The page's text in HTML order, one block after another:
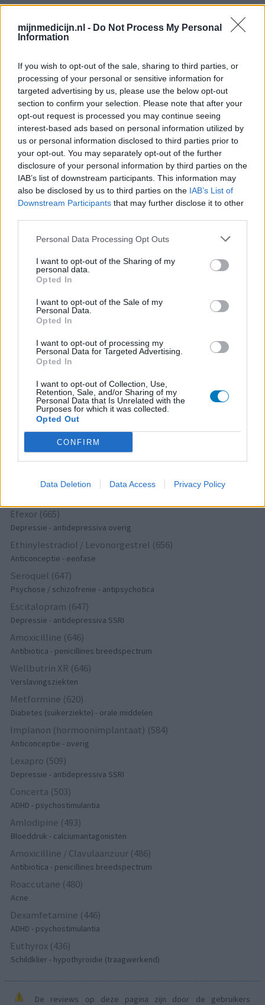
mijnmedicijn.nl - Do Not Process My Personal
Information
If you wish to opt-out of the sale, sharing to third parties, or
processing of your personal or sensitive information for
targeted advertising by us, please use the below opt-out
section to confirm your selection. Please note that after your
opt-out request is processed you may continue seeing
interest-based ads based on personal information utilized by
us or personal information disclosed to third parties prior to
your opt-out. You may separately opt-out of the further
disclosure of your personal information by third parties on the
IAB’s list of downstream participants. This information may
also be disclosed by us to third parties on the IAB’s List of
Downstream Participants that may further disclose it to other
Personal Data Processing Opt Outs
I want to opt-out of the Sharing of my
personal data.
Opted In
I want to opt-out of the Sale of my
Personal Data.
Opted In
I want to opt-out of processing my
Personal Data for Targeted Advertising.
Opted In
I want to opt-out of Collection, Use,
Retention, Sale, and/or Sharing of my
Personal Data that Is Unrelated with the
Purposes for which it was collected.
Opted Out
CONFIRM
Data Deletion Data Access Privacy Policy
Medicijnen met de meeste ervaringen
Anticonceptie - overig
Citalopram (1513)
Depressie - antidepressiva SSRI
Sertraline (1274)
Depressie - antidepressiva SSRI
Paroxetine (1272)
Depressie - antidepressiva SSRI
Simvastatine (1228)
Cholesterol
Champix (1187)
Verslavingsziekten
Venlafaxine (1004)
Tramadol (939)
Pijn - morfine-achtigen
Thyrax Duotab (882)
Schildklier - hypothyroidie (traagwerkend)
Omeprazol (848)
Maagzuur - protonpompremmers
Metoprolol (817)
Lyrica (795)
Epilepsie
Furabid (735)
Antibiotica - urineweginfectie
Mirtazapine (731)
Amitriptyline (699)
Efexor (665)
Depressie - antidepressiva overig
Ethinylestradiol / Levonorgestrel (656)
Anticonceptie - eenfase
Seroquel (647)
Psychose / schizofrenie - antipsychotica
Escitalopram (647)
Depressie - antidepressiva SSRI
Amoxicilline (646)
Antibiotica - penicillines breedspectrum
Wellbutrin XR (646)
Verslavingsziekten
Metformine (620)
Diabetes (suikerziekte) - orale middelen
Implanon (hormoonimplantaat) (584)
Anticonceptie - overig
Lexapro (509)
Depressie - antidepressiva SSRI
Concerta (503)
ADHD - psychostimulantia
Amlodipine (493)
Bloeddruk - calciumantagonisten
Amoxicilline / Clavulaanzuur (486)
Antibiotica - penicillines breedspectrum
Roaccutane (480)
Acne
Dexamfetamine (446)
ADHD - psychostimulantia
Euthyrox (436)
Schildklier - hypothyroidie (traagwerkend)
De reviews op deze pagina zijn door de gebruikers